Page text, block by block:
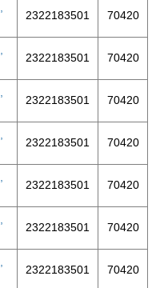
2322183501 70420
2322183501 70420
2322183501 70420
2322183501 70420
2322183501 70420
2322183501 70420
2322183501 70420